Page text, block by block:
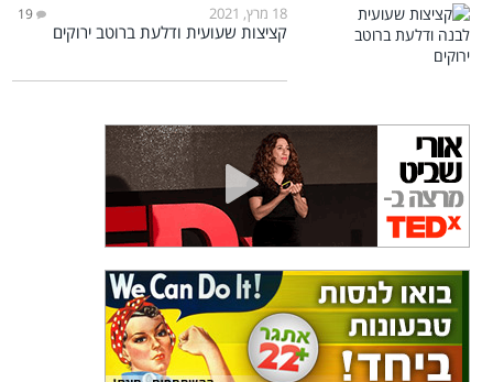
18 מרץ, 2021 19
קציצות שעועית ודלעת ברוטב ירוקים